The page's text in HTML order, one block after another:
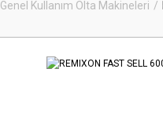
Genel Kullanım Olta Makineleri